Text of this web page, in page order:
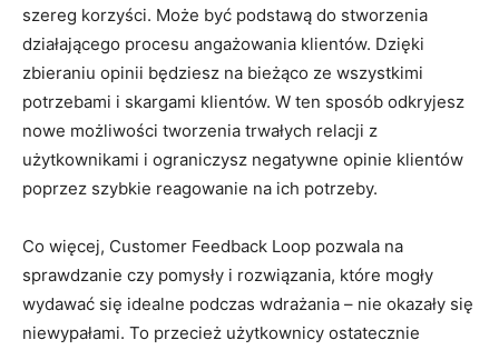
szereg korzyści. Może być podstawą do stworzenia
działającego procesu angażowania klientów. Dzięki
zbieraniu opinii będziesz na bieżąco ze wszystkimi
potrzebami i skargami klientów. W ten sposób odkryjesz
nowe możliwości tworzenia trwałych relacji z
użytkownikami i ograniczysz negatywne opinie klientów
poprzez szybkie reagowanie na ich potrzeby.
Co więcej, Customer Feedback Loop pozwala na
sprawdzanie czy pomysły i rozwiązania, które mogły
wydawać się idealne podczas wdrażania – nie okazały się
niewypałami. To przecież użytkownicy ostatecznie